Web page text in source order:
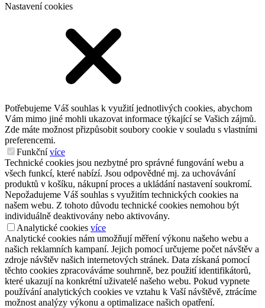
Nastavení cookies
Potřebujeme Váš souhlas k využití jednotlivých cookies, abychom
Vám mimo jiné mohli ukazovat informace týkající se Vašich zájmů.
Zde máte možnost přizpůsobit soubory cookie v souladu s vlastními
preferencemi.
Funkční více
Technické cookies jsou nezbytné pro správné fungování webu a
všech funkcí, které nabízí. Jsou odpovědné mj. za uchovávání
produktů v košíku, nákupní proces a ukládání nastavení soukromí.
Nepožadujeme Váš souhlas s využitím technických cookies na
našem webu. Z tohoto důvodu technické cookies nemohou být
individuálně deaktivovány nebo aktivovány.
Analytické cookies více
Analytické cookies nám umožňují měření výkonu našeho webu a
našich reklamních kampaní. Jejich pomocí určujeme počet návštěv a
zdroje návštěv našich internetových stránek. Data získaná pomocí
těchto cookies zpracováváme souhrnně, bez použití identifikátorů,
které ukazují na konkrétní uživatelé našeho webu. Pokud vypnete
používání analytických cookies ve vztahu k Vaší návštěvě, ztrácíme
možnost analýzy výkonu a optimalizace našich opatření.